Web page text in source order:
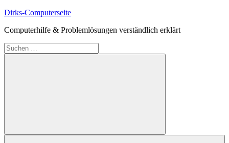
Zum
springen
Dirks-Computerseite
Computerhilfe & Problemlösungen verständlich erklärt
Suchen
nach:
Suchen